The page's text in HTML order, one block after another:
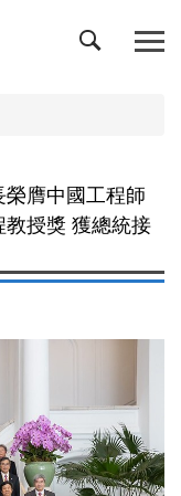
膺中國工程師
授獎 獲總統接